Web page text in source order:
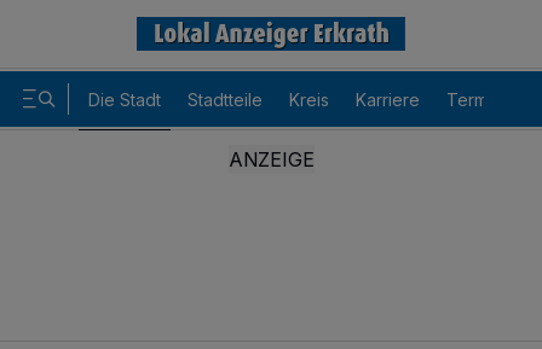
Die Stadt Stadtteile Kreis Karriere Termine